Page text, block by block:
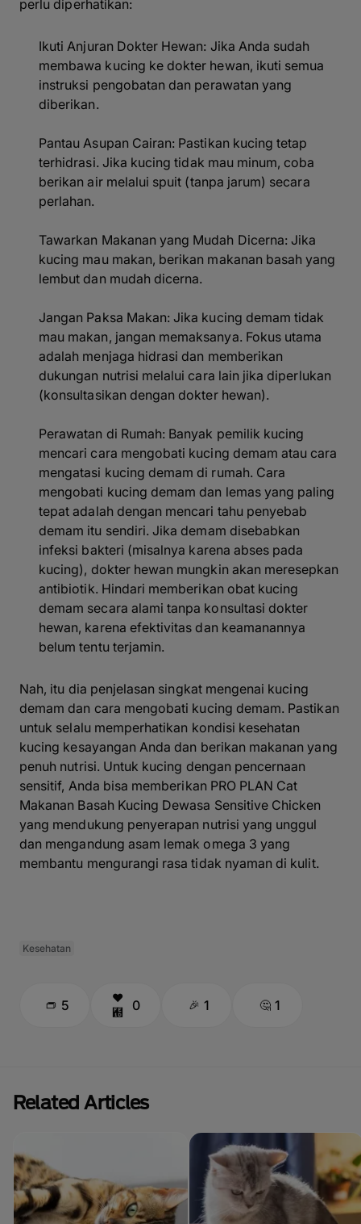
perlu diperhatikan:
Ikuti Anjuran Dokter Hewan: Jika Anda sudah
membawa kucing ke dokter hewan, ikuti semua
instruksi pengobatan dan perawatan yang
diberikan.
Pantau Asupan Cairan: Pastikan kucing tetap
terhidrasi. Jika kucing tidak mau minum, coba
berikan air melalui spuit (tanpa jarum) secara
perlahan.
Tawarkan Makanan yang Mudah Dicerna: Jika
kucing mau makan, berikan makanan basah yang
lembut dan mudah dicerna.
Jangan Paksa Makan: Jika kucing demam tidak
mau makan, jangan memaksanya. Fokus utama
adalah menjaga hidrasi dan memberikan
dukungan nutrisi melalui cara lain jika diperlukan
(konsultasikan dengan dokter hewan).
Perawatan di Rumah: Banyak pemilik kucing
mencari cara mengobati kucing demam atau cara
mengatasi kucing demam di rumah. Cara
mengobati kucing demam dan lemas yang paling
tepat adalah dengan mencari tahu penyebab
demam itu sendiri. Jika demam disebabkan
infeksi bakteri (misalnya karena abses pada
kucing), dokter hewan mungkin akan meresepkan
antibiotik. Hindari memberikan obat kucing
demam secara alami tanpa konsultasi dokter
hewan, karena efektivitas dan keamanannya
belum tentu terjamin.
Nah, itu dia penjelasan singkat mengenai kucing
demam dan cara mengobati kucing demam. Pastikan
untuk selalu memperhatikan kondisi kesehatan
kucing kesayangan Anda dan berikan makanan yang
penuh nutrisi. Untuk kucing dengan pencernaan
sensitif, Anda bisa memberikan PRO PLAN Cat
Makanan Basah Kucing Dewasa Sensitive Chicken
yang mendukung penyerapan nutrisi yang unggul
dan mengandung asam lemak omega 3 yang
membantu mengurangi rasa tidak nyaman di kulit.
Kesehatan
5 0 1 1
Related Articles